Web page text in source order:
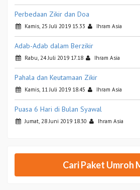
Perbedaan Zikir dan Doa
Kamis, 25 Juli 2019 15.33 Ihram Asia
Adab-Adab dalam Berzikir
Rabu, 24 Juli 2019 17.18 Ihram Asia
Pahala dan Keutamaan Zikir
Kamis, 11 Juli 2019 18.45 Ihram Asia
Puasa 6 Hari di Bulan Syawal
Jumat, 28 Juni 2019 18.30 Ihram Asia
Cari Paket Umroh